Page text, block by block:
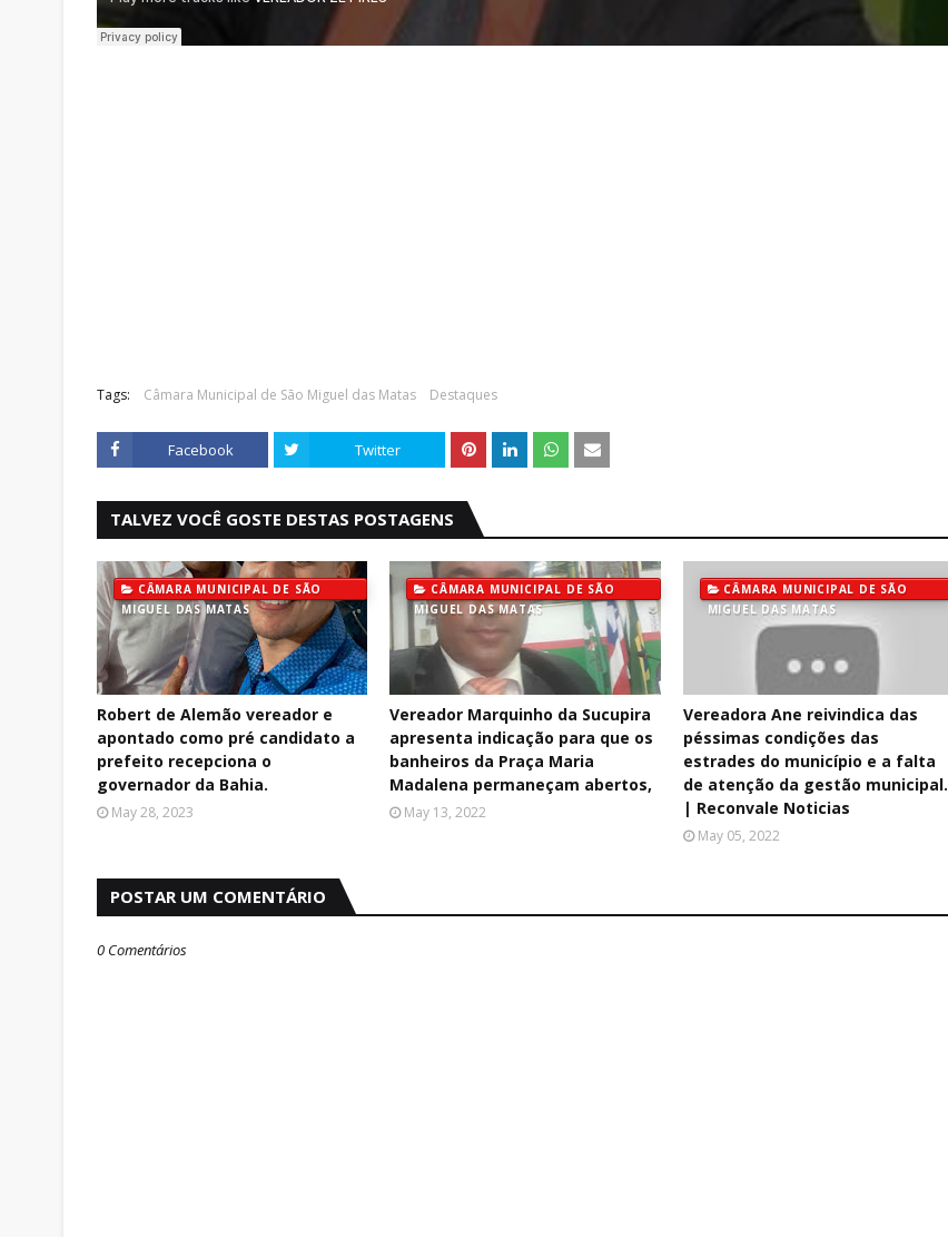
Tags: Câmara Municipal de São Miguel das Matas Destaques
Facebook Twitter
TALVEZ VOCÊ GOSTE DESTAS POSTAGENS
CÂMARA MUNICIPAL DE SÃO
MIGUEL DAS MATAS
Robert de Alemão vereador e
apontado como pré candidato a
prefeito recepciona o
governador da Bahia.
May 28, 2023
CÂMARA MUNICIPAL DE SÃO
MIGUEL DAS MATAS
Vereador Marquinho da Sucupira
apresenta indicação para que os
banheiros da Praça Maria
Madalena permaneçam abertos,
May 13, 2022
CÂMARA MUNICIPAL DE SÃO
MIGUEL DAS MATAS
Vereadora Ane reivindica das
péssimas condições das
estrades do município e a falta
de atenção da gestão municipal.
| Reconvale Noticias
May 05, 2022
POSTAR UM COMENTÁRIO
0 Comentários